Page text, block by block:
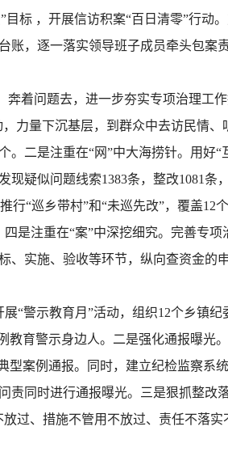
标 ，开展信访积案“百日清零”行动
账，逐一落实领导班子成员牵头包案
奔着问题去，进一步夯实专项治理工
力量下沉基层，到群众中去访民情、
。二是注重在“网”中大海捞针。用好“
现疑似问题线索1383条，整改1081条
行“巡乡带村”和“未巡先改”，覆盖12
是注重在“案”中深挖细究。完善专项
实施、验收等环节，纵向查资金的申
“警示教育月”活动，组织12个乡镇纪
教育警示身边人。二是强化通报曝光
型案例通报。同时，建立纪检监察系
同时进行通报曝光。三是狠抓整改落
过、措施不管用不放过、责任不落实